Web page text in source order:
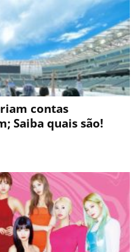
contas
Saiba quais são!